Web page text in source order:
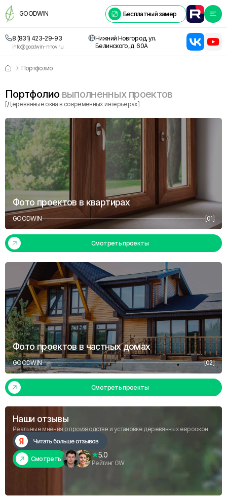
GOODWIN Бесплатный замер
8 (831) 423-29-93
info@goodwin-nnov.ru
Нижний Новгород, ул.
Белинского, д. 60А
Портфолио
Портфолио выполненных проектов
[Деревянные окна в современных интерьерах]
Фото проектов в квартирах
GOODWIN [01]
Смотреть проекты
Фото проектов в частных домах
GOODWIN [02]
Смотреть проекты
Наши отзывы
Реальные мнения о производстве и установке деревянных евроокон
Смотреть 5.0
Рейтинг GW